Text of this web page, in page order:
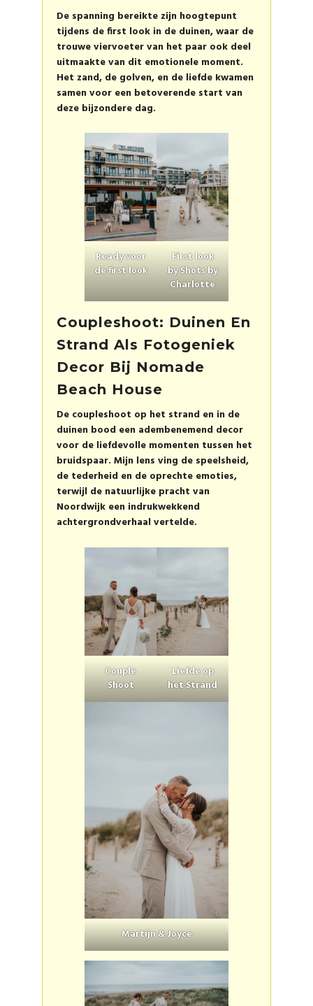
De spanning bereikte zijn hoogtepunt
tijdens de first look in de duinen, waar de
trouwe viervoeter van het paar ook deel
uitmaakte van dit emotionele moment.
Het zand, de golven, en de liefde kwamen
samen voor een betoverende start van
deze bijzondere dag.
Ready voor
de first look
First look
by Shots by
Charlotte
Coupleshoot: Duinen En
Strand Als Fotogeniek
Decor Bij Nomade
Beach House
De coupleshoot op het strand en in de
duinen bood een adembenemend decor
voor de liefdevolle momenten tussen het
bruidspaar. Mijn lens ving de speelsheid,
de tederheid en de oprechte emoties,
terwijl de natuurlijke pracht van
Noordwijk een indrukwekkend
achtergrondverhaal vertelde.
Couple
Shoot
Liefde op
het Strand
Martijn & Joyce